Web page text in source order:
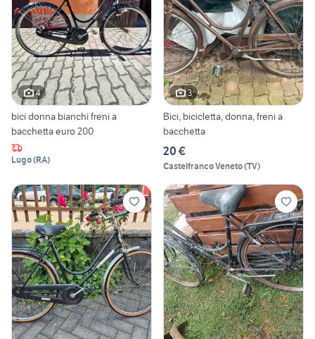
4
bici donna bianchi freni a
bacchetta euro 200
Lugo(RA)
3
Bici, bicicletta, donna, freni a
bacchetta
20 €
Castelfranco Veneto(TV)